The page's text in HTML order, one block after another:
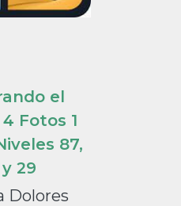
el
Fotos 1
87,
y 29
Dolores